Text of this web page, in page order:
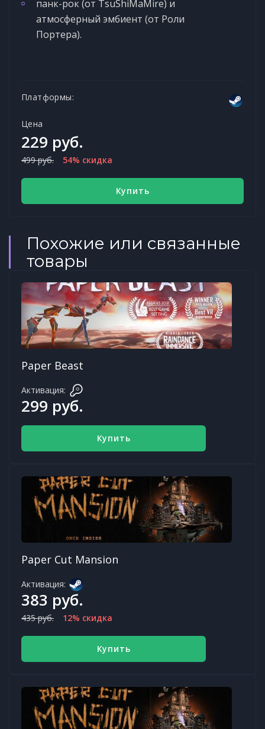
панк-рок (от TsuShiMaMire) и
атмосферный эмбиент (от Роли
Портера).
Платформы:
Цена
229 руб.
499 руб. 54% скидка
Купить
Похожие или связанные
товары
Paper Beast
Активация:
299 руб.
Купить
Paper Cut Mansion
Активация:
383 руб.
435 руб. 12% скидка
Купить